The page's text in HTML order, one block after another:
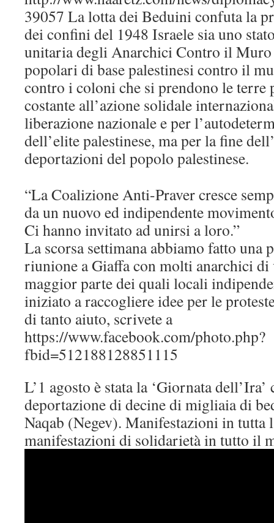
39057 La lotta dei Beduini confuta la
dei confini del 1948 Israele sia uno
unitaria degli Anarchici Contro il
popolari di base palestinesi contro il
contro i coloni che si prendono le terre
costante all’azione solidale
liberazione nazionale e per
dell’elite palestinese, ma per la fine
deportazioni del popolo palestinese.
“La Coalizione Anti-Praver cresce
da un nuovo ed indipendente
Ci hanno invitato ad unirsi a loro.”
La scorsa settimana abbiamo fatto una
riunione a Giaffa con molti anarchici di
maggior parte dei quali locali
iniziato a raccogliere idee per le
di tanto aiuto, scrivete a
https://www.facebook.com/photo.php?
fbid=512188128851115
L’1 agosto è stata la ‘Giornata
deportazione di decine di migliaia di
Naqab (Negev). Manifestazioni in tutta
manifestazioni di solidarietà in tutto il